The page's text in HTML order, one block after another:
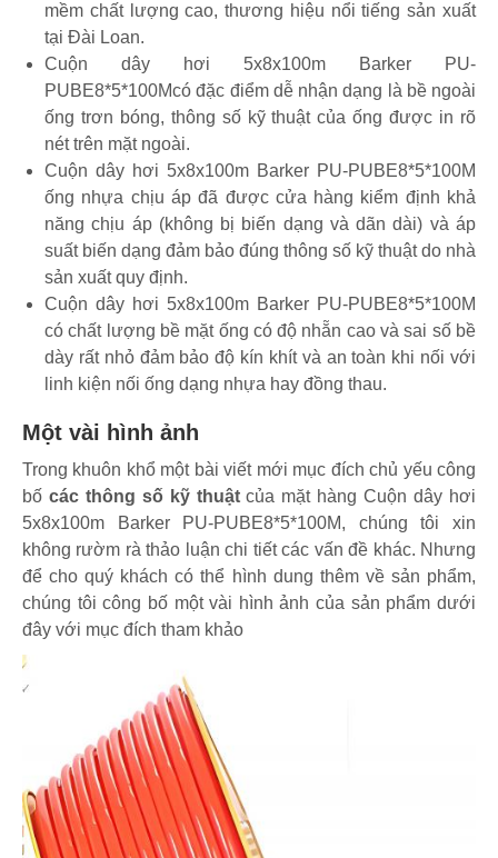
mềm chất lượng cao, thương hiệu nổi tiếng sản xuất
tại Đài Loan.
Cuộn dây hơi 5x8x100m Barker PU-
PUBE8*5*100Mcó đặc điểm dễ nhận dạng là bề ngoài
ống trơn bóng, thông số kỹ thuật của ống được in rõ
nét trên mặt ngoài.
Cuộn dây hơi 5x8x100m Barker PU-PUBE8*5*100M
ống nhựa chịu áp đã được cửa hàng kiểm định khả
năng chịu áp (không bị biến dạng và dãn dài) và áp
suất biến dạng đảm bảo đúng thông số kỹ thuật do nhà
sản xuất quy định.
Cuộn dây hơi 5x8x100m Barker PU-PUBE8*5*100M
có chất lượng bề mặt ống có độ nhẵn cao và sai số bề
dày rất nhỏ đảm bảo độ kín khít và an toàn khi nối với
linh kiện nối ống dạng nhựa hay đồng thau.
Một vài hình ảnh
Trong khuôn khổ một bài viết mới mục đích chủ yếu công
bố các thông số kỹ thuậtcủa mặt hàng Cuộn dây hơi
5x8x100m Barker PU-PUBE8*5*100M, chúng tôi xin
không rườm rà thảo luận chi tiết các vấn đề khác. Nhưng
để cho quý khách có thể hình dung thêm về sản phẩm,
chúng tôi công bố một vài hình ảnh của sản phẩm dưới
đây với mục đích tham khảo